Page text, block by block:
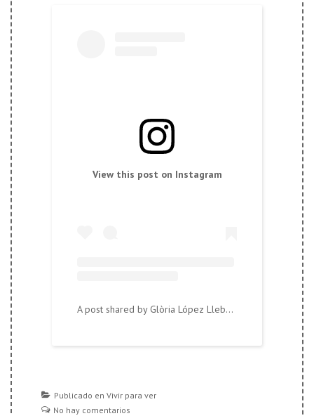
View this post on Instagram
A post shared by Glòria López Llebot (@tierralandia)
Publicado en Vivir para ver
No hay comentarios